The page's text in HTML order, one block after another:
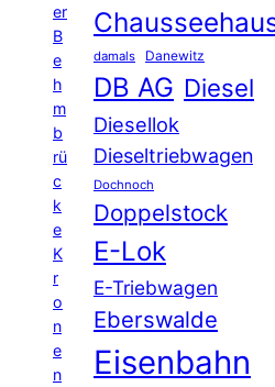
er
B
e
h
m
b
rü
c
k
e
K
r
o
n
e
n
damals Danewitz
DB AG Diesel
Diesellok
Dieseltriebwagen
Dochnoch
Doppelstock
E-Lok
E-Triebwagen
Eberswalde
Eisenbahn